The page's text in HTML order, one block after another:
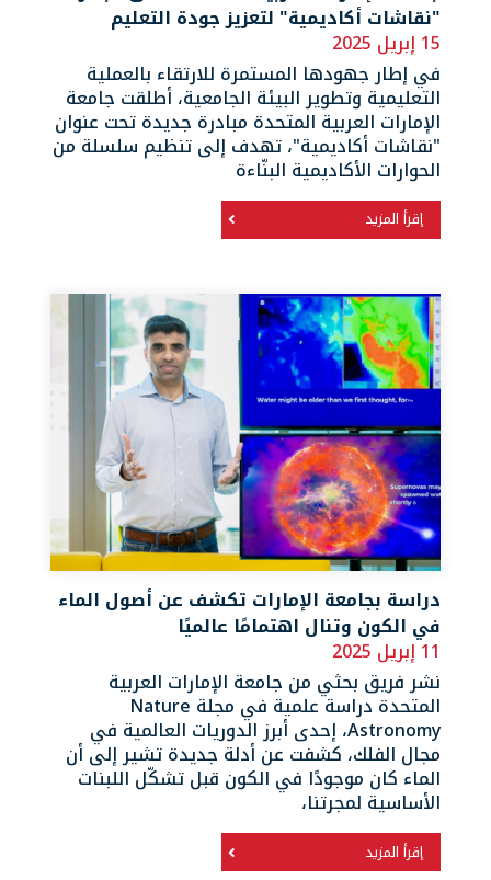
"نقاشات أكاديمية" لتعزيز جودة التعليم
15 إبريل 2025
في إطار جهودها المستمرة للارتقاء بالعملية
التعليمية وتطوير البيئة الجامعية، أطلقت جامعة
الإمارات العربية المتحدة مبادرة جديدة تحت عنوان
"نقاشات أكاديمية"، تهدف إلى تنظيم سلسلة من
الحوارات الأكاديمية البنّاءة
إقرأ المزيد
دراسة بجامعة الإمارات تكشف عن أصول الماء
في الكون وتنال اهتمامًا عالميًا
11 إبريل 2025
نشر فريق بحثي من جامعة الإمارات العربية
المتحدة دراسة علمية في مجلة Nature
Astronomy، إحدى أبرز الدوريات العالمية في
مجال الفلك، كشفت عن أدلة جديدة تشير إلى أن
الماء كان موجودًا في الكون قبل تشكّل اللبنات
الأساسية لمجرتنا،
إقرأ المزيد